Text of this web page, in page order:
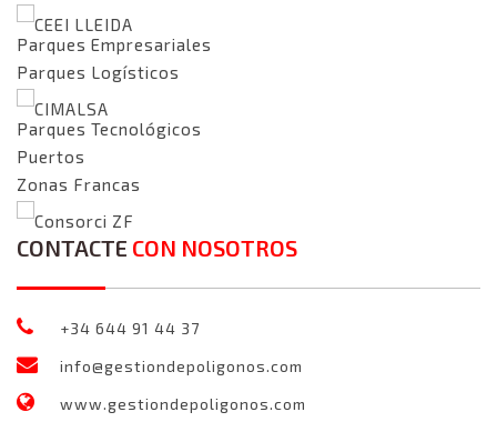
CEEI LLEIDA
Parques Empresariales
Parques Logísticos
CIMALSA
Parques Tecnológicos
Puertos
Zonas Francas
Consorci ZF
CONTACTE CON NOSOTROS
+34 644 91 44 37
info@gestiondepoligonos.com
www.gestiondepoligonos.com